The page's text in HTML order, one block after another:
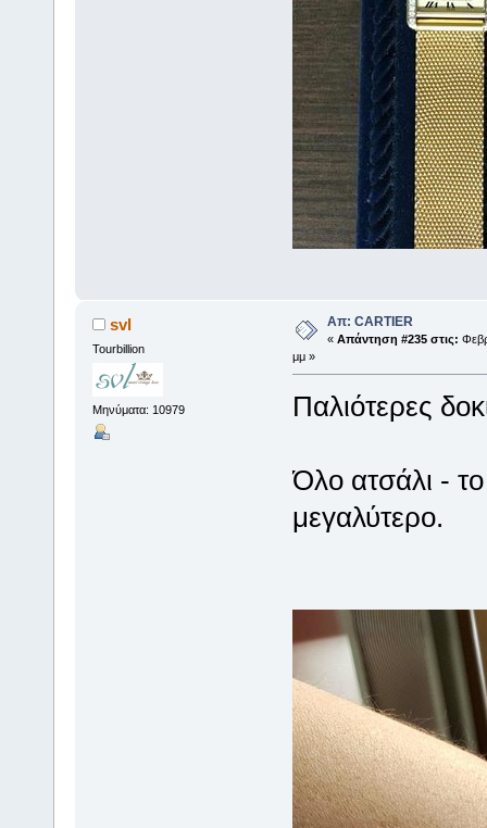
svl
Tourbillion
Μηνύματα: 10979
Απ: CARTIER
« Απάντηση #235 στις:
μμ »
Παλιότερες
Όλο ατσάλι -
μεγαλύτερο.